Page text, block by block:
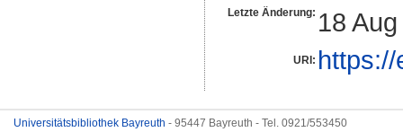
Letzte Änderung: 18
URI:
Universitätsbibliothek Bayreuth - 95447 Bayreuth - Tel. 0921/553450